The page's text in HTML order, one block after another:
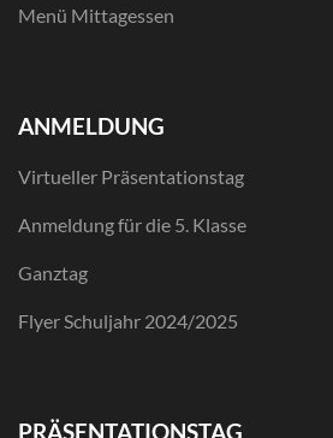
Menü Mittagessen
ANMELDUNG
Virtueller Präsentationstag
Anmeldung für die 5. Klasse
Ganztag
Flyer Schuljahr 2024/2025
PRÄSENTATIONSTAG